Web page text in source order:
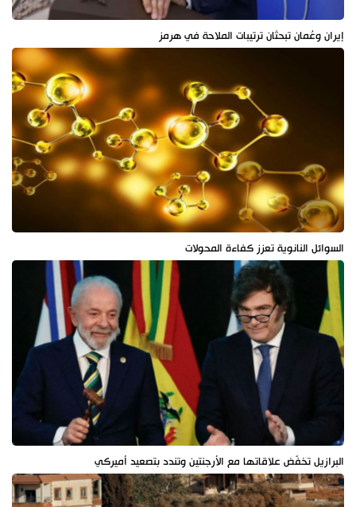
إيران وعُمان تبحثان ترتيبات الملاحة في هرمز
السوائل النانوية تعزز كفاءة المحولات
البرازيل تخفّض علاقاتها مع الأرجنتين وتندد بتصعيد أميركي